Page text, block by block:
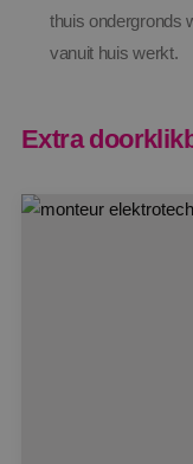
thuis ondergronds
vanuit huis werkt.
Extra